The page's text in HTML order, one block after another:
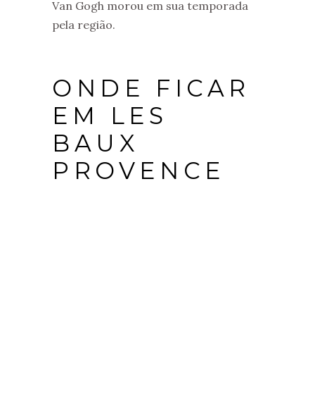
Van Gogh morou em sua temporada
pela região.
ONDE FICAR
EM LES
BAUX
PROVENCE